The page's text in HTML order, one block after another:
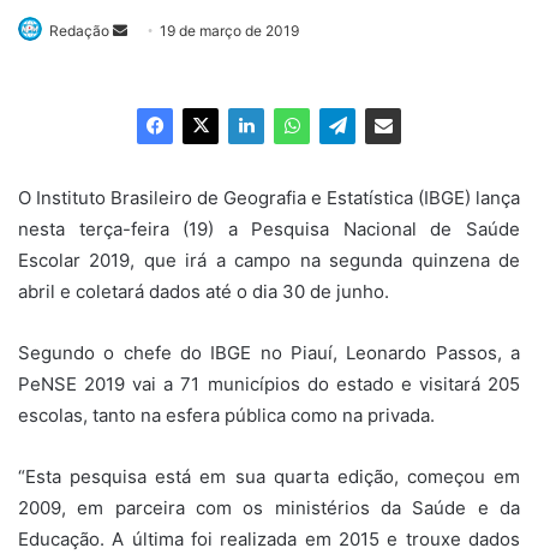
Redação
Mande
mail
19 de março de 2019
O Instituto Brasileiro de Geografia e Estatística (IBGE) lança
nesta terça-feira (19) a Pesquisa Nacional de Saúde
Escolar 2019, que irá a campo na segunda quinzena de
abril e coletará dados até o dia 30 de junho.
Segundo o chefe do IBGE no Piauí, Leonardo Passos, a
PeNSE 2019 vai a 71 municípios do estado e visitará 205
escolas, tanto na esfera pública como na privada.
“Esta pesquisa está em sua quarta edição, começou em
2009, em parceira com os ministérios da Saúde e da
Educação. A última foi realizada em 2015 e trouxe dados